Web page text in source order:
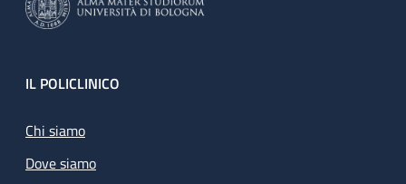
Footer
IL POLICLINICO
Chi siamo
Dove siamo